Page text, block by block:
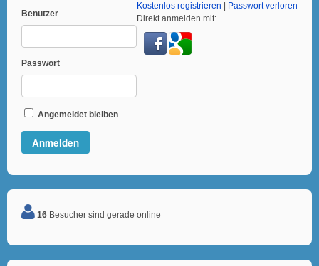
Benutzer
Passwort
Angemeldet bleiben
Kostenlos registrieren
Passwort verloren
Direkt anmelden mit:
16 Besucher sind gerade online